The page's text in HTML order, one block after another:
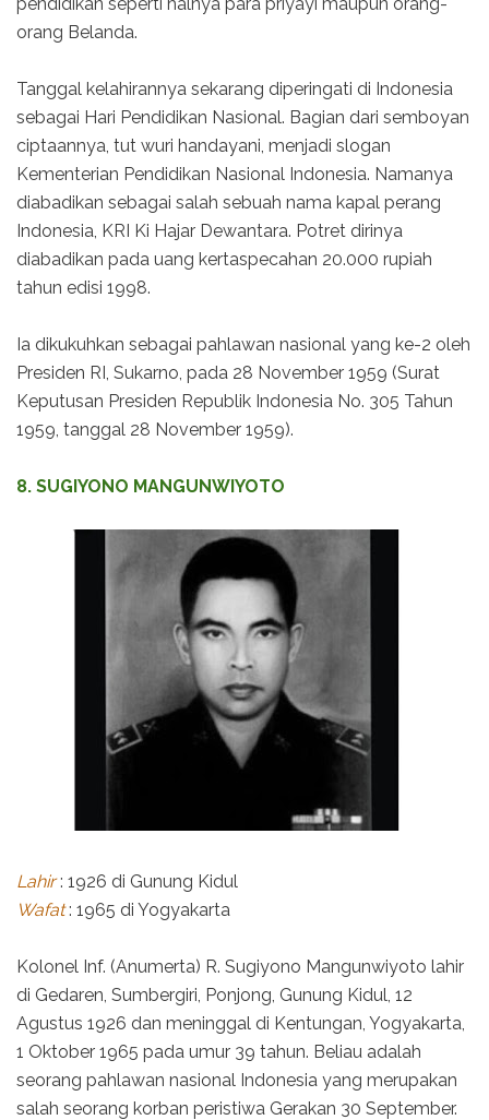
orang Belanda.
Tanggal kelahirannya sekarang diperingati di Indonesia
sebagai Hari Pendidikan Nasional. Bagian dari semboyan
ciptaannya, tut wuri handayani, menjadi slogan
Kementerian Pendidikan Nasional Indonesia. Namanya
diabadikan sebagai salah sebuah nama kapal perang
Indonesia, KRI Ki Hajar Dewantara. Potret dirinya
diabadikan pada uang kertaspecahan 20.000 rupiah
tahun edisi 1998.
Ia dikukuhkan sebagai pahlawan nasional yang ke-2 oleh
Presiden RI, Sukarno, pada 28 November 1959 (Surat
Keputusan Presiden Republik Indonesia No. 305 Tahun
1959, tanggal 28 November 1959).
8. SUGIYONO MANGUNWIYOTO
Lahir: 1926 di Gunung Kidul
Wafat: 1965 di Yogyakarta
Kolonel Inf. (Anumerta) R. Sugiyono Mangunwiyoto lahir
di Gedaren, Sumbergiri, Ponjong, Gunung Kidul, 12
Agustus 1926 dan meninggal di Kentungan, Yogyakarta,
1 Oktober 1965 pada umur 39 tahun. Beliau adalah
seorang pahlawan nasional Indonesia yang merupakan
salah seorang korban peristiwa Gerakan 30 September.